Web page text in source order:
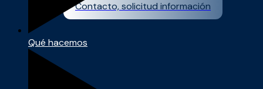
Contacto, solicitud información
Qué hacemos